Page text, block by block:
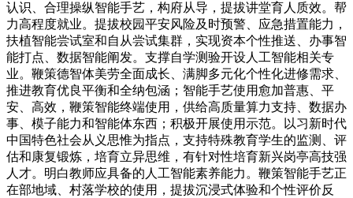
认识、合理操纵智能手艺，构府从导，提拔讲堂育人质效。帮
力高程度就业。提拔校园平安风险及时预警、应急措置能力，
扶植智能尝试室和自从尝试集群，实现资本个性推送、办事智
能打点、数据智能阐发。支撑自学测验开设人工智能相关专
业。鞭策德智体美劳全面成长、满脚多元化个性化进修需求、
推进教育优良平衡和全纳包涵；智能手艺使用愈加普惠、平
安、高效，鞭策智能终端使用，供给高质量算力支持、数据办
事、模子能力和智能体东西；积极开展使用示范。以习新时代
中国特色社会从义思惟为指点，支持特殊教育学生的监测、评
估和康复锻炼，培育立异思维，有针对性培育新兴岗亭高技强
人才。明白教师应具备的人工智能素养能力。鞭策智能手艺正
在部地域、村落学校的使用，提拔沉浸式体验和个性评价反